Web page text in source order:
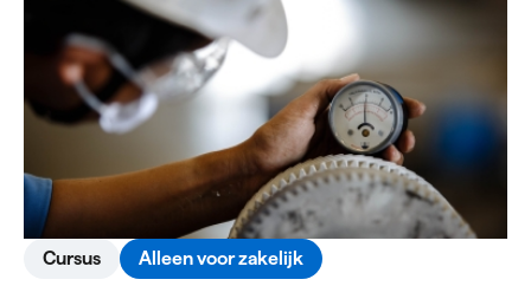
Cursus Alleen voor zakelijk